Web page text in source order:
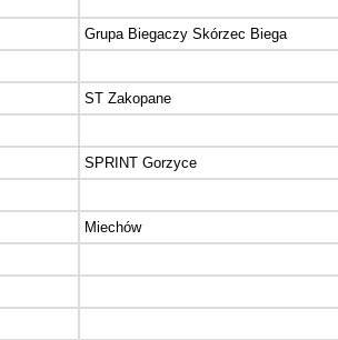
Grupa Biegaczy Skórzec Biega
ST Zakopane
SPRINT Gorzyce
Miechów